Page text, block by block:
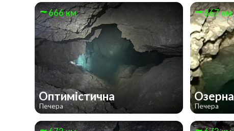
666 км
Оптимістична
Печера
667 км
Озерна
Печера